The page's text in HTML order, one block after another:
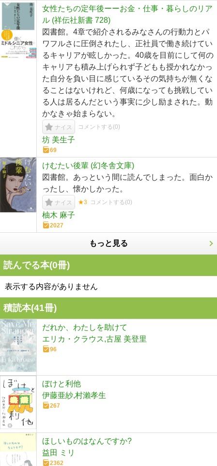
女性たちの定年後ーーお金・仕事・暮らしのリア
ル (祥伝社新書 728)
図書館。4章で紹介されるみなさんの行動力とパ
ワフルさに圧倒されたし、正社員で働き続けてい
るキャリアが眩しかった。40歳を目前にして何の
キャリアも積み上げられず子どもも授かれなかっ
た自分を負い目に感じているその気持ちが無くな
ることはないけれど、何歳になっても挑戦してい
る人は居るんだという事実に少し励まされた。動
かなきゃ始まらない。
ナイス コメントする(0)
坊 美生子
69
けむたい後輩 (幻冬舎文庫)
図書館。あっという間に読んでしまった。面白か
ったし、懐かしかった。
ナイス ★3 コメントする(0)
柚木 麻子
2027
もっと見る
読んでる本(0冊)
表示する内容がありません
積読本(41冊)
だれか、わたしを助けて
エリカ・クラウス,古屋 美登里
96
ぼけと利他
伊藤亜紗,村瀨孝生
267
ほしいものはなんですか?
益田 ミリ
2362